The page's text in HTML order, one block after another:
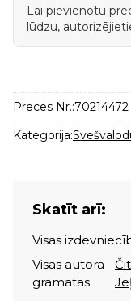
Lai pievienotu
lūdzu,
Preces Nr.:70214472
Kategorija:
Skatīt arī:
Visas
Visas autora
grāmatas